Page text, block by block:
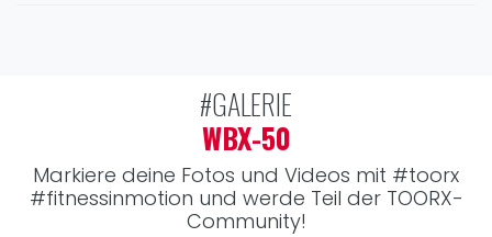
#GALERIE
WBX-50
Markiere deine Fotos und Videos mit #toorx
#fitnessinmotion und werde Teil der TOORX-
Community!